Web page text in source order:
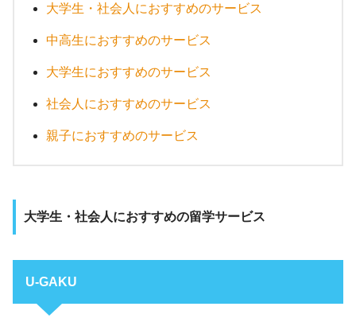
大学生・社会人におすすめのサービス
中高生におすすめのサービス
大学生におすすめのサービス
社会人におすすめのサービス
親子におすすめのサービス
大学生・社会人におすすめの留学サービス
U-GAKU